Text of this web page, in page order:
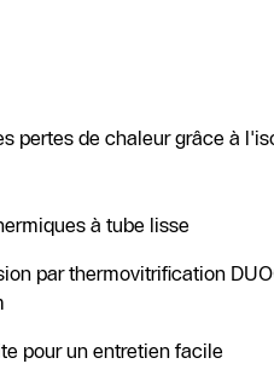
pertes de chaleur grâce à
à tube lisse
par thermovitrification
pour un entretien facile